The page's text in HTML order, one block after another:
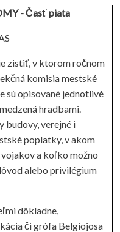
- Časť piata
zistiť, v ktorom ročnom
komisia mestské
sú opisované jednotlivé
hradbami.
budovy, verejné i
poplatky, v akom
a koľko možno
alebo privilégium
dôkladne,
či grófa Belgiojosa